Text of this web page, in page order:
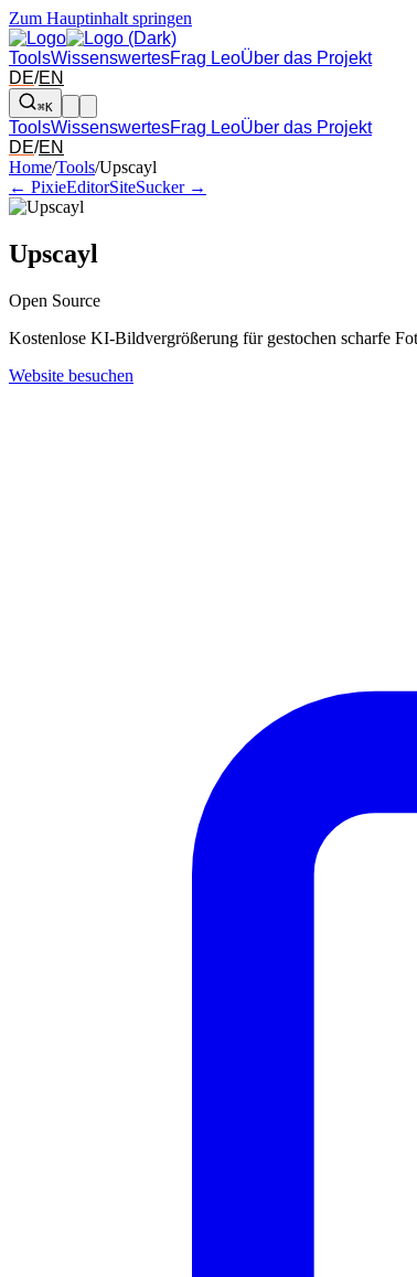
Zum Hauptinhalt springen
ToolsWissenswertesFrag LeoÜber das Projekt
DE/EN
⌘K
ToolsWissenswertesFrag LeoÜber das Projekt
DE/EN
Pfeil links und rechts: zum benachbarten Tool in der
Home/Tools/Upscayl
← PixieEditorSiteSucker →
Upscayl
Open Source
Kostenlose KI-Bildvergrößerung für gestochen scharfe
Website besuchen